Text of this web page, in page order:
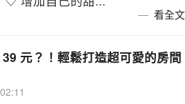
看全文
元？！輕鬆打造超可愛的房間